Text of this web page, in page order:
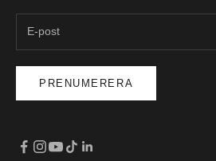
PRENUMERERA